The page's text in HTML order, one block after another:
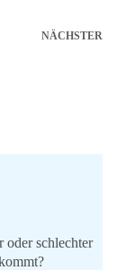
NÄCHSTER
oder schlechter